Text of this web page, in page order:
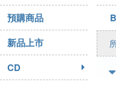
STRAY KIDS
盧廣仲 周
預購商品
新品上市
CD